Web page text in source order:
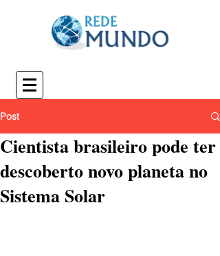
Post
Cientista brasileiro pode ter
descoberto novo planeta no
Sistema Solar